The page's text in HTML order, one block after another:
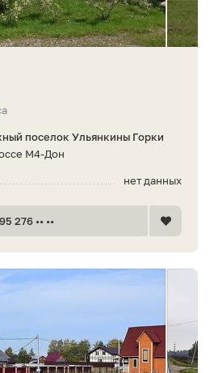
поселок Ульянкины Горки
М4-Дон
нет данных
276 •• ••